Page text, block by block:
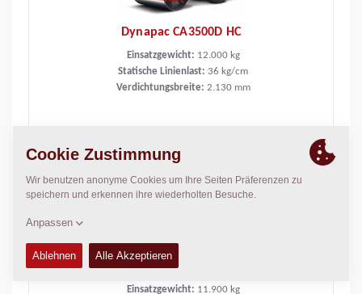
Dynapac CA3500D HC
Einsatzgewicht: 12.000 kg
Statische Linienlast: 36 kg/cm
Verdichtungsbreite: 2.130 mm
Dynapac CA3500D SEISMIC
Einsatzgewicht: 11.900 kg